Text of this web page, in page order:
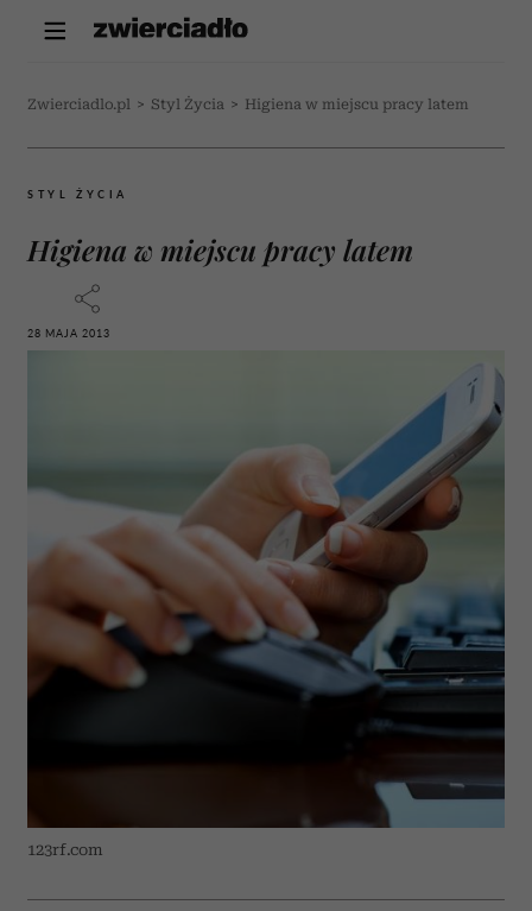
Zwierciadlo.pl > Styl Życia > Higiena w miejscu pracy latem
STYL ŻYCIA
Higiena w miejscu pracy latem
28 MAJA 2013
123rf.com